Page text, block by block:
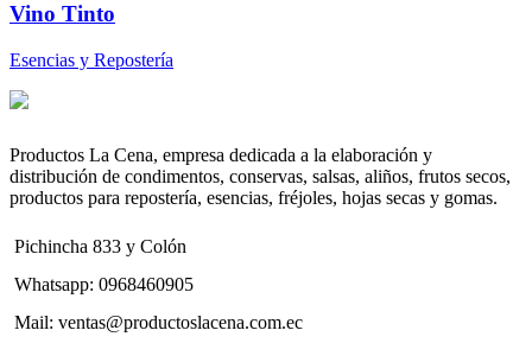
Vino Tinto
Esencias y Repostería
Productos La Cena, empresa dedicada a la elaboración y
distribución de condimentos, conservas, salsas, aliños, frutos secos,
productos para repostería, esencias, fréjoles, hojas secas y gomas.
Pichincha 833 y Colón
Whatsapp: 0968460905
Mail: ventas@productoslacena.com.ec